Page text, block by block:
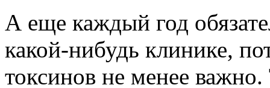
А еще каждый год
какой-нибудь клинике,
токсинов не менее